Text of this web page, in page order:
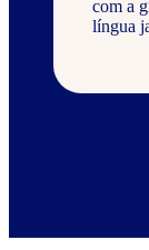
com a
língua